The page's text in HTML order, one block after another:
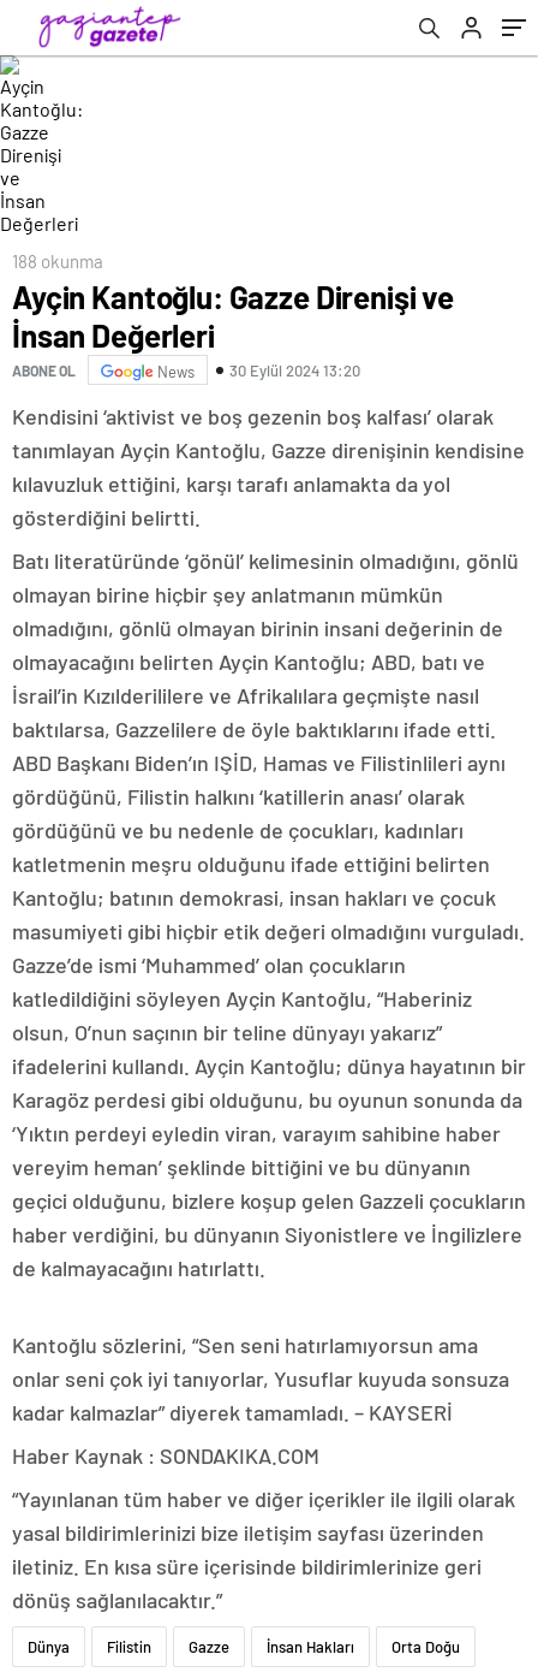
188 okunma
Ayçin Kantoğlu: Gazze Direnişi ve
İnsan Değerleri
ABONE OL News 30 Eylül 2024 13:20
Kendisini ‘aktivist ve boş gezenin boş kalfası’ olarak
tanımlayan Ayçin Kantoğlu, Gazze direnişinin kendisine
kılavuzluk ettiğini, karşı tarafı anlamakta da yol
gösterdiğini belirtti.
Batı literatüründe ‘gönül’ kelimesinin olmadığını, gönlü
olmayan birine hiçbir şey anlatmanın mümkün
olmadığını, gönlü olmayan birinin insani değerinin de
olmayacağını belirten Ayçin Kantoğlu; ABD, batı ve
İsrail’in Kızılderililere ve Afrikalılara geçmişte nasıl
baktılarsa, Gazzelilere de öyle baktıklarını ifade etti.
ABD Başkanı Biden’ın IŞİD, Hamas ve Filistinlileri aynı
gördüğünü, Filistin halkını ‘katillerin anası’ olarak
gördüğünü ve bu nedenle de çocukları, kadınları
katletmenin meşru olduğunu ifade ettiğini belirten
Kantoğlu; batının demokrasi, insan hakları ve çocuk
masumiyeti gibi hiçbir etik değeri olmadığını vurguladı.
Gazze’de ismi ‘Muhammed’ olan çocukların
katledildiğini söyleyen Ayçin Kantoğlu, “Haberiniz
olsun, O’nun saçının bir teline dünyayı yakarız”
ifadelerini kullandı. Ayçin Kantoğlu; dünya hayatının bir
Karagöz perdesi gibi olduğunu, bu oyunun sonunda da
‘Yıktın perdeyi eyledin viran, varayım sahibine haber
vereyim heman’ şeklinde bittiğini ve bu dünyanın
geçici olduğunu, bizlere koşup gelen Gazzeli çocukların
haber verdiğini, bu dünyanın Siyonistlere ve İngilizlere
de kalmayacağını hatırlattı.
Kantoğlu sözlerini, “Sen seni hatırlamıyorsun ama
onlar seni çok iyi tanıyorlar, Yusuflar kuyuda sonsuza
kadar kalmazlar” diyerek tamamladı. – KAYSERİ
Haber Kaynak : SONDAKIKA.COM
“Yayınlanan tüm haber ve diğer içerikler ile ilgili olarak
yasal bildirimlerinizi bize iletişim sayfası üzerinden
iletiniz. En kısa süre içerisinde bildirimlerinize geri
dönüş sağlanılacaktır.”
Dünya Filistin Gazze İnsan Hakları Orta Doğu